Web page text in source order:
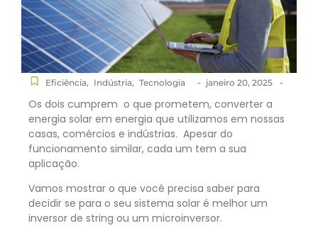
Eficiência, Indústria, Tecnologia - janeiro 20, 2025 -
Os dois cumprem o que prometem, converter a
energia solar em energia que utilizamos em nossas
casas, comércios e indústrias. Apesar do
funcionamento similar, cada um tem a sua
aplicação.
Vamos mostrar o que você precisa saber para
decidir se para o seu sistema solar é melhor um
inversor de string ou um microinversor.